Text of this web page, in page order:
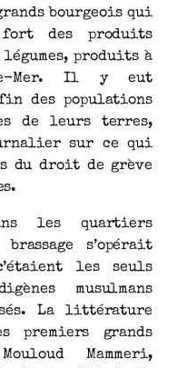
bourgeois qui
des produits
produits à
Mer. Il y eut
fin des populations
de leurs terres,
sur ce qui
du droit de grève
les quartiers
s’opérait
les seuls
musulmans
La littérature
premiers grands
Mammeri,